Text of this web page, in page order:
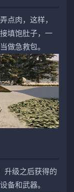
点肉，这样，
填饱肚子，一
做急救包。
升级之后获得的
备和武器。